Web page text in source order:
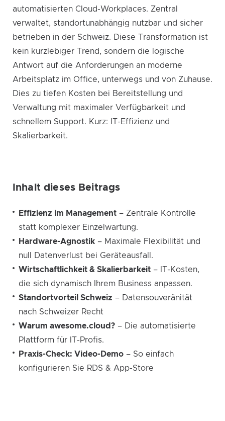
automatisierten Cloud-Workplaces. Zentral
verwaltet, standortunabhängig nutzbar und sicher
betrieben in der Schweiz. Diese Transformation ist
kein kurzlebiger Trend, sondern die logische
Antwort auf die Anforderungen an moderne
Arbeitsplatz im Office, unterwegs und von Zuhause.
Dies zu tiefen Kosten bei Bereitstellung und
Verwaltung mit maximaler Verfügbarkeit und
schnellem Support. Kurz: IT-Effizienz und
Skalierbarkeit.
Inhalt dieses Beitrags
Effizienz im Management – Zentrale Kontrolle
statt komplexer Einzelwartung.
Hardware-Agnostik – Maximale Flexibilität und
null Datenverlust bei Geräteausfall.
Wirtschaftlichkeit & Skalierbarkeit – IT-Kosten,
die sich dynamisch Ihrem Business anpassen.
Standortvorteil Schweiz – Datensouveränität
nach Schweizer Recht
Warum awesome.cloud? – Die automatisierte
Plattform für IT-Profis.
Praxis-Check: Video-Demo – So einfach
konfigurieren Sie RDS & App-Store